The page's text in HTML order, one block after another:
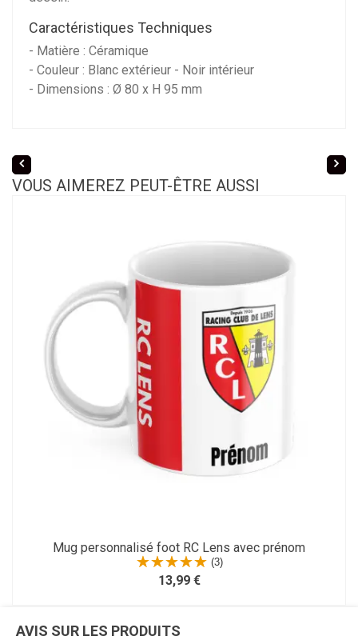
Caractéristiques Techniques
- Matière : Céramique
- Couleur : Blanc extérieur - Noir intérieur
- Dimensions : Ø 80 x H 95 mm
VOUS AIMEREZ PEUT-ÊTRE AUSSI
Mug personnalisé foot RC Lens avec prénom
(3)
13,99 €
AVIS SUR LES PRODUITS